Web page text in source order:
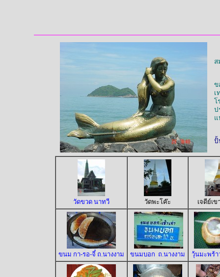
ส
ข
เ
โ
ป
แ
ปั้
วัดขวด นาทวี วัดพะโค๊ะ เจดีย์เ
ขนม กา-รอ-จี๋ ถ.นางงาม ขนมบอก ถ.นางงาม วุ้นมะพร้า